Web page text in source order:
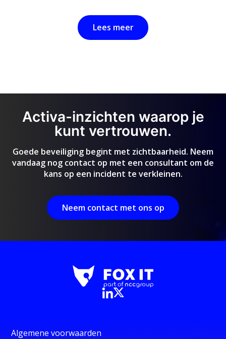
Lees meer
Activa-inzichten waarop je
kunt vertrouwen.
Goede beveiliging begint met zichtbaarheid. Neem
vandaag nog contact op met een consultant om de
kans op een incident te verkleinen.
Neem contact met ons op
Algemene voorwaarden